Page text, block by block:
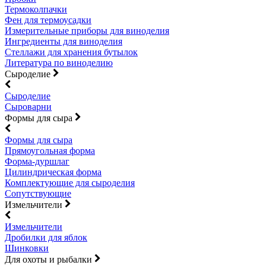
Термоколпачки
Фен для термоусадки
Измерительные приборы для виноделия
Ингредиенты для виноделия
Стеллажи для хранения бутылок
Литература по виноделию
Сыроделие
Сыроделие
Сыроварни
Формы для сыра
Формы для сыра
Прямоугольная форма
Форма-дуршлаг
Цилиндрическая форма
Комплектующие для сыроделия
Сопутствующие
Измельчители
Измельчители
Дробилки для яблок
Шинковки
Для охоты и рыбалки